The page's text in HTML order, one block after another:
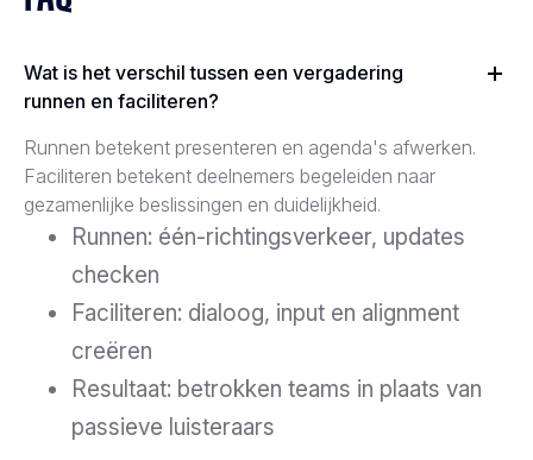
Wat is het verschil tussen een vergadering
runnen en faciliteren?
Runnen betekent presenteren en agenda's afwerken.
Faciliteren betekent deelnemers begeleiden naar
gezamenlijke beslissingen en duidelijkheid.
Runnen: één-richtingsverkeer, updates
checken
Faciliteren: dialoog, input en alignment
creëren
Resultaat: betrokken teams in plaats van
passieve luisteraars